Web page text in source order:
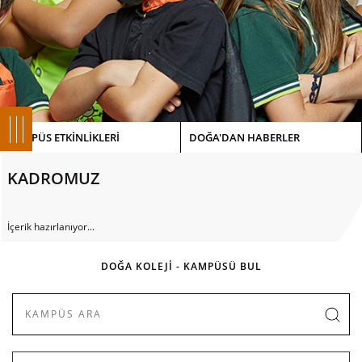
KAMPÜS ETKİNLİKLERİ DOĞA'DAN HABERLER
KADROMUZ
İçerik hazırlanıyor...
DOĞA KOLEJİ - KAMPÜSÜ BUL